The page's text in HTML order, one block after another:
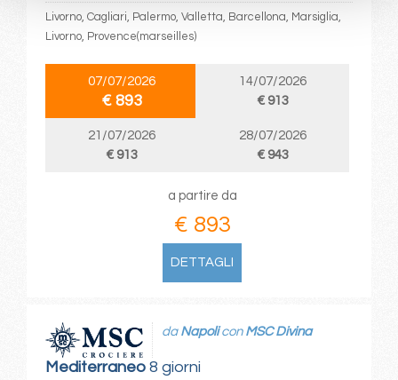
Livorno, Cagliari, Palermo, Valletta, Barcellona, Marsiglia,
Livorno, Provence(marseilles)
07/07/2026
€ 893
14/07/2026
€ 913
21/07/2026
€ 913
28/07/2026
€ 943
a partire da
€ 893
DETTAGLI
Mediterraneo8 giorni
da Napolicon MSC Divina